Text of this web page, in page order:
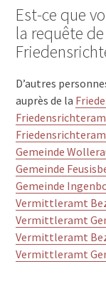
Est-ce que
la requête
D’autres
auprès de la
Gemeinde
Gemeinde
Gemeinde
Vermittleramt
Vermittleramt
Vermittleramt
Vermittleramt